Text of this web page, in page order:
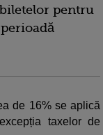
pentru
de 16% se aplică
taxelor de